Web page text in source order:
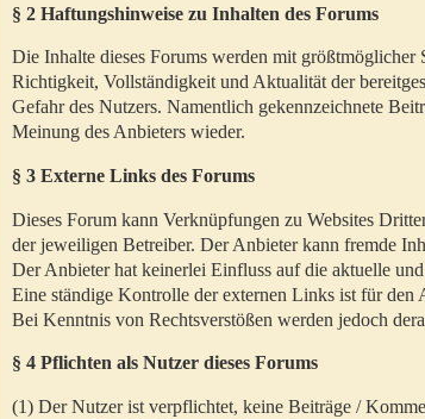
§ 2 Haftungshinweise zu Inhalten des Forums
Die Inhalte dieses Forums werden mit
Richtigkeit, Vollständigkeit und Aktualität der
Gefahr des Nutzers. Namentlich gekennzeichnete
Meinung des Anbieters wieder.
§ 3 Externe Links des Forums
Dieses Forum kann Verknüpfungen zu Websites
der jeweiligen Betreiber. Der Anbieter kann fremde
Der Anbieter hat keinerlei Einfluss auf die aktuelle
Eine ständige Kontrolle der externen Links ist für den
Bei Kenntnis von Rechtsverstößen werden jedoch
§ 4 Pflichten als Nutzer dieses Forums
(1) Der Nutzer ist verpflichtet, keine Beiträge /